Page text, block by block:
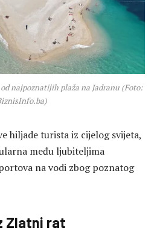
najpoznatijih plaža na Jadranu (Foto:
hiljade turista iz cijelog svijeta,
među ljubiteljima
na vodi zbog poznatog
Zlatni rat